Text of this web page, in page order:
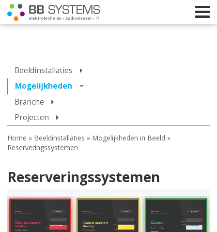
Geluid
Elektrotechniek
Webshop
050 – 54 91 662
Beeldinstallaties
Mogelijkheden
Branche
Projecten
Home » Beeldinstallaties » Mogelijkheden in Beeld »
Reserveringssystemen
Reserveringssystemen